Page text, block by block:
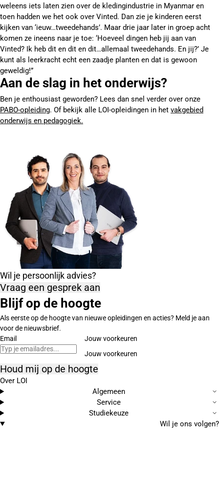
weleens iets laten zien over de kledingindustrie in Myanmar en
toen hadden we het ook over Vinted. Dan zie je kinderen eerst
kijken van ‘ieuw…tweedehands’. Maar drie jaar later in groep acht
komen ze ineens naar je toe: ‘Hoeveel dingen heb jij aan van
Vinted? Ik heb dit en dit en dit…allemaal tweedehands. En jij?’ Je
kunt als leerkracht echt een zaadje planten en dat is gewoon
geweldig!”
Aan de slag in het onderwijs?
Ben je enthousiast geworden? Lees dan snel verder over onze
PABO-opleiding. Of bekijk alle LOI-opleidingen in het vakgebied
onderwijs en pedagogiek.
Wil je persoonlijk advies?
Vraag een gesprek aan
Blijf op de hoogte
Als eerste op de hoogte van nieuwe opleidingen en acties? Meld je aan
voor de nieuwsbrief.
Email
Jouw voorkeuren
Houd mij op de hoogte
Over LOI
Algemeen
Service
Studiekeuze
Wil je ons volgen?